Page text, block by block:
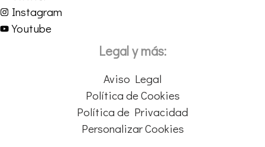
Instagram
Youtube
Legal y más:
Aviso Legal
Política de Cookies
Política de Privacidad
Personalizar Cookies